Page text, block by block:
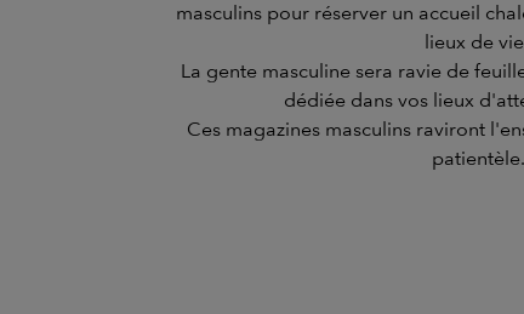
masculins pour réserver un accueil
lieux de
La gente masculine sera ravie de
dédiée dans vos lieux
Ces magazines masculins raviront
patientèle.